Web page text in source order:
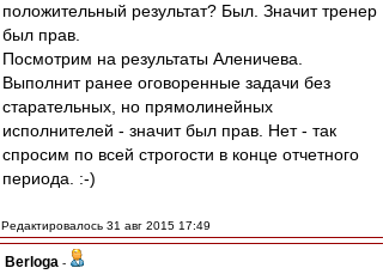
положительный результат? Был. Значит тренер
был прав.
Посмотрим на результаты Аленичева.
Выполнит ранее оговоренные задачи без
старательных, но прямолинейных
исполнителей - значит был прав. Нет - так
спросим по всей строгости в конце отчетного
периода. :-)
Редактировалось 31 авг 2015 17:49
Berloga -